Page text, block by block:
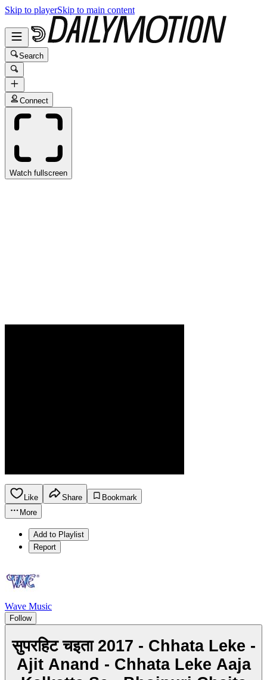
Skip to playerSkip to main content
Search
Connect
Watch fullscreen
Like Share
Bookmark
More
Add to Playlist
Report
Wave Music
Follow
सुपरहिट चइता 2017 - Chhata Leke -
Ajit Anand - Chhata Leke Aaja